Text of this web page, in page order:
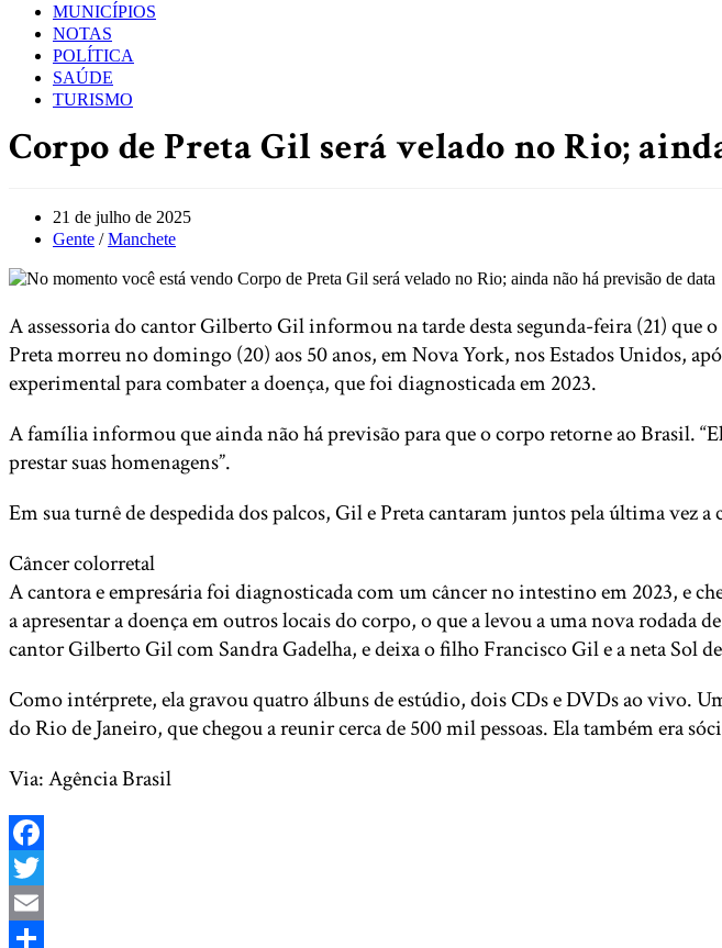
MUNICÍPIOS
NOTAS
POLÍTICA
SAÚDE
TURISMO
Corpo de Preta Gil será velado no Rio;
Post
published:
21 de julho de 2025
Post
Gente / Manchete
A assessoria do cantor Gilberto Gil informou na tarde desta segunda-feira (21) que
Preta morreu no domingo (20) aos 50 anos, em Nova York, nos Estados Unidos,
experimental para combater a doença, que foi diagnosticada em 2023.
A família informou que ainda não há previsão para que o corpo retorne ao Brasil.
prestar suas homenagens”.
Em sua turnê de despedida dos palcos, Gil e Preta cantaram juntos pela última vez
Câncer colorretal
A cantora e empresária foi diagnosticada com um câncer no intestino em 2023, e
a apresentar a doença em outros locais do corpo, o que a levou a uma nova
cantor Gilberto Gil com Sandra Gadelha, e deixa o filho Francisco Gil e a neta Sol
Como intérprete, ela gravou quatro álbuns de estúdio, dois CDs e DVDs ao vivo.
do Rio de Janeiro, que chegou a reunir cerca de 500 mil pessoas. Ela também era
Via: Agência Brasil
Facebook
Twitter
Email